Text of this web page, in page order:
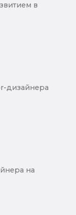
в
дизайнера
на